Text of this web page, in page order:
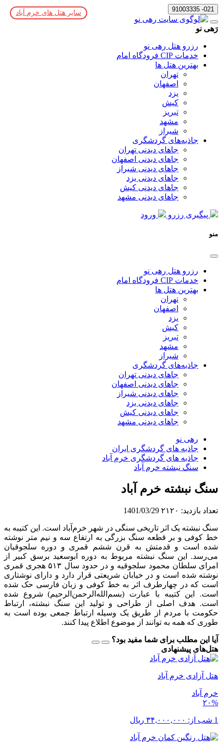
021- 91003335
رَهی نو
رزرو هتل رهی نو
خدمات CIP فرودگاه امام
بهترین هتل ها
تهران
اصفهان
یزد
کیش
تبریز
مشهد
شیراز
جاذبه‌های گردشگری
جاهای دیدنی تهران
جاهای دیدنی اصفهان
جاهای دیدنی شیراز
جاهای دیدنی یزد
جاهای دیدنی کیش
جاهای دیدنی مشهد
پیگیری رزرو ورود
منو
رزرو هتل رهی نو
خدمات CIP فرودگاه امام
بهترین هتل ها
تهران
اصفهان
یزد
کیش
تبریز
مشهد
شیراز
جاذبه‌های گردشگری
جاهای دیدنی تهران
جاهای دیدنی اصفهان
جاهای دیدنی شیراز
جاهای دیدنی یزد
جاهای دیدنی کیش
جاهای دیدنی مشهد
رهی نو
جاذبه های گردشگری ایران
جاذبه های گردشگری خرم آباد
سنگ نبشته خرم آباد
سنگ نبشته خرم آباد
تعداد بازدید: ۲۱۲۰ 1401/03/29
سنگ نبشته یک اثر تاریخی سنگی در شهر خرم‌آباد است. این کتیبه به
خط کوفی و بر قطعه سنگ بزرگی به ارتفاع سه و نیم متر نوشته
شده‌ است و قدمتش به قرن ششم قمری و دوره سلجوقیان
می‌رسد. این سنگ نبشته مربوط به دوره ابوسعید برسق کبیر از
امرای سلطان محمود سلجوقیه و در حدود سال ۵۱۳ هجری قمری
نوشته شده‌ است و در خیابان شریعتی قرار دارد و دارای نوشتاری
است که در چهارطرف اثر به خط کوفی و زبان فارسی حک شده
است. این کتیبه با عبارت (بسم‌الله‌الرحمن‌الرحیم) شروع شده
است. هدف اصلی از طراحی و تولید این سنگ نبشته، ارتباط
حکومت با مردم از طریق یک وسیله ارتباط جمعی بوده است به
طوری که همه به توانند از موضوع اطلاع پیدا کنند.
آیا این مطلب برای شما مفید بود؟
هتل‌های پیشنهادی
سایر هتل های خرم ‌آباد
هتل آزادی خرم آباد
خرم ‌آباد
۲۰%
1 شب از: ۳۴,۰۰۰,۰۰۰ ریال